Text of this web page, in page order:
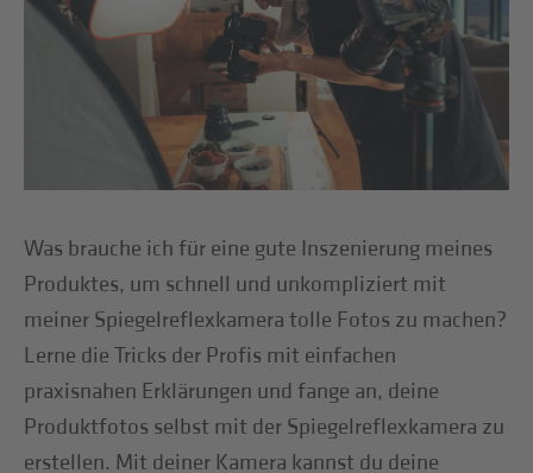
Was brauche ich für eine gute Inszenierung meines
Produktes, um schnell und unkompliziert mit
meiner Spiegelreflexkamera tolle Fotos zu machen?
Lerne die Tricks der Profis mit einfachen
praxisnahen Erklärungen und fange an, deine
Produktfotos selbst mit der Spiegelreflexkamera zu
erstellen. Mit deiner Kamera kannst du deine